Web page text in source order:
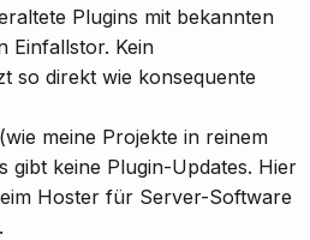
Plugins mit bekannten
Einfallstor. Kein
so direkt wie konsequente
meine Projekte in reinem
gibt keine Plugin-Updates. Hier
Hoster für Server-Software